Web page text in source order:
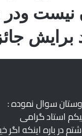
نيست ودر
سوال نموده :
استاد گرامی
در باره اینکه اگر